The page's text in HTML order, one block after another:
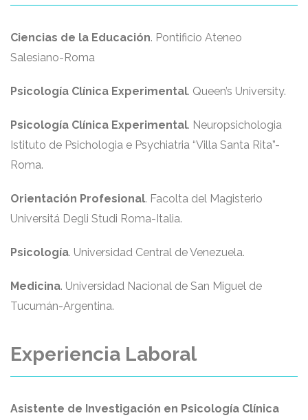
Ciencias de la Educación. Pontificio Ateneo
Salesiano-Roma
Psicología Clínica Experimental. Queen’s University.
Psicología Clínica Experimental. Neuropsichologia
Istituto de Psichologia e Psychiatria “Villa Santa Rita”-
Roma.
Orientación Profesional. Facolta del Magisterio
Universitá Degli Studi Roma-Italia.
Psicología. Universidad Central de Venezuela.
Medicina. Universidad Nacional de San Miguel de
Tucumán-Argentina.
Experiencia Laboral
Asistente de Investigación en Psicología Clínica